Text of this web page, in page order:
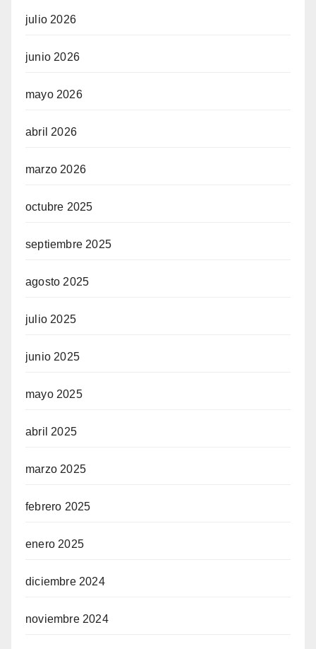
julio 2026
junio 2026
mayo 2026
abril 2026
marzo 2026
octubre 2025
septiembre 2025
agosto 2025
julio 2025
junio 2025
mayo 2025
abril 2025
marzo 2025
febrero 2025
enero 2025
diciembre 2024
noviembre 2024